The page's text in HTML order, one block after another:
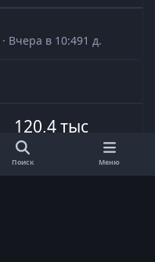
· Вчера в 10:491 д.
Всего сообщений
120,4 тыс
Поиск Меню